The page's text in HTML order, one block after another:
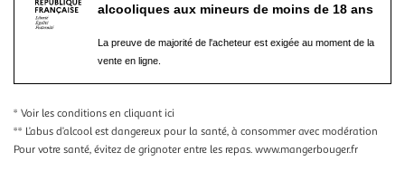
alcooliques aux mineurs de moins de 18 ans
La preuve de majorité de l'acheteur est exigée au moment de la
vente en ligne.
* Voir les conditions en cliquant ici
** L’abus d’alcool est dangereux pour la santé, à consommer avec modération
Pour votre santé, évitez de grignoter entre les repas. www.mangerbouger.fr